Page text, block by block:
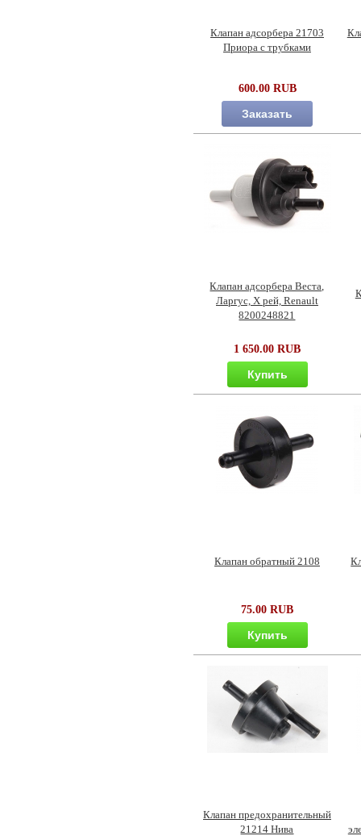
Клапан адсорбера 21703
Приора с трубками
600.00 RUB
Заказать
Клапан адсорбера Веста,
Ларгус, Х рей, Renault
8200248821
1 650.00 RUB
Купить
Клапан обратный 2108
75.00 RUB
Купить
Клапан предохранительный
21214 Нива